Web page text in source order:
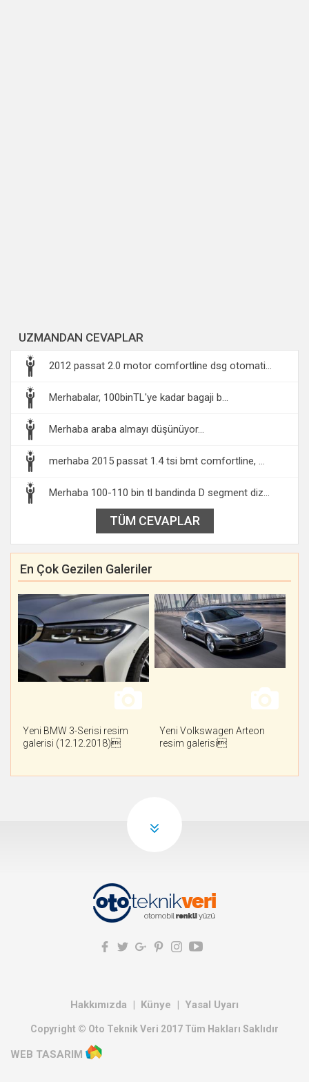
UZMANDAN CEVAPLAR
2012 passat 2.0 motor comfortline dsg otomati...
Merhabalar, 100binTL'ye kadar bagaji b...
Merhaba araba almayı düşünüyor...
merhaba 2015 passat 1.4 tsi bmt comfortline, ...
Merhaba 100-110 bin tl bandinda D segment diz...
TÜM CEVAPLAR
En Çok Gezilen Galeriler
Yeni BMW 3-Serisi resim
galerisi (12.12.2018)
Yeni Volkswagen Arteon
resim galerisi
Hakkımızda Künye Yasal Uyarı
Copyright © Oto Teknik Veri 2017 Tüm Hakları Saklıdır
WEB TASARIM